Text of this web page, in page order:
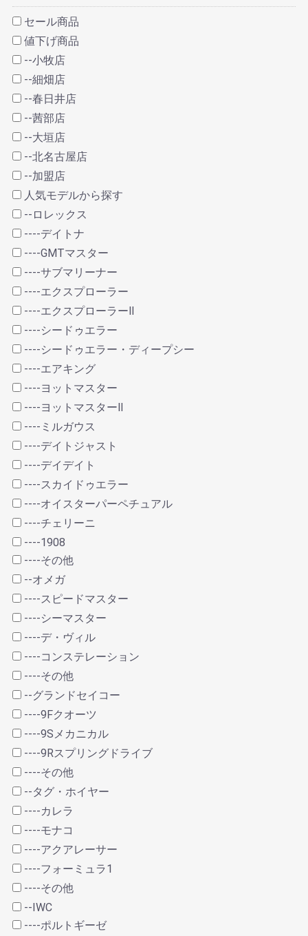
セール商品
値下げ商品
--小牧店
--細畑店
--春日井店
--茜部店
--大垣店
--北名古屋店
--加盟店
人気モデルから探す
--ロレックス
----デイトナ
----GMTマスター
----サブマリーナー
----エクスプローラー
----エクスプローラーⅡ
----シードゥエラー
----シードゥエラー・ディープシー
----エアキング
----ヨットマスター
----ヨットマスターⅡ
----ミルガウス
----デイトジャスト
----デイデイト
----スカイドゥエラー
----オイスターパーペチュアル
----チェリーニ
----1908
----その他
--オメガ
----スピードマスター
----シーマスター
----デ・ヴィル
----コンステレーション
----その他
--グランドセイコー
----9Fクオーツ
----9Sメカニカル
----9Rスプリングドライブ
----その他
--タグ・ホイヤー
----カレラ
----モナコ
----アクアレーサー
----フォーミュラ1
----その他
--IWC
----ポルトギーゼ